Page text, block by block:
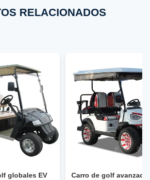
RELACIONADOS
globales EV
Carro de golf avanzado